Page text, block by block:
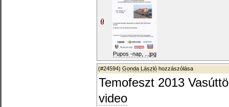
Pupos -nap, ...jpg
(#24594) Gonda László hozzászólása
Temofeszt 2013
video